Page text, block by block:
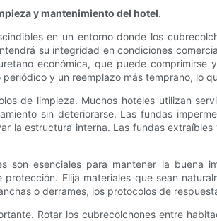
y mantenimiento del hotel.
en un entorno donde los
su integridad en condiciones
económica, que puede
y un reemplazo más temprano, lo
de limpieza. Muchos hoteles utilizan
sin deteriorarse. Las fundas
la estructura interna. Las fundas
son esenciales para mantener la buena
Elija materiales que sean
o derrames, los protocolos de
Rotar los cubrecolchones entre